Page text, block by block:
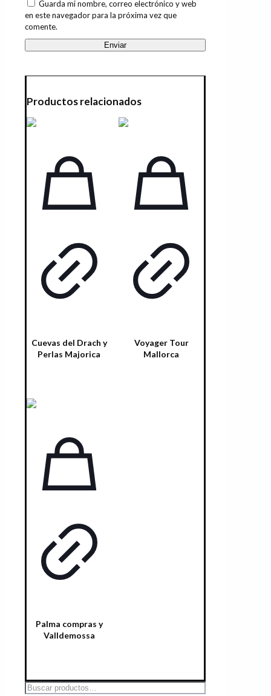
Guarda mi nombre, correo electrónico y web
en este navegador para la próxima vez que
comente.
Productos relacionados
Cuevas del Drach y
Perlas Majorica
Voyager Tour
Mallorca
Palma compras y
Valldemossa